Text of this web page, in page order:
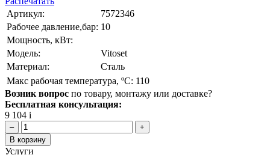
Артикул:
7572346
Рабочее давление,бар: 10
Мощность, кВт:
Модель:
Vitoset
Материал:
Сталь
Макс рабочая температура, ºC: 110
Возник вопрос по товару, монтажу или доставке?
Бесплатная консультация:
9 104 i
–
+
В корзину
Услуги